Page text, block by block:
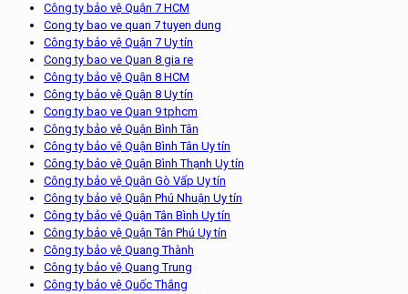
Công ty bảo vệ Quận 7 HCM
Cong ty bao ve quan 7 tuyen dung
Công ty bảo vệ Quận 7 Uy tín
Cong ty bao ve Quan 8 gia re
Công ty bảo vệ Quận 8 HCM
Công ty bảo vệ Quận 8 Uy tín
Cong ty bao ve Quan 9 tphcm
Công ty bảo vệ Quận Bình Tân
Công ty bảo vệ Quận Bình Tân Uy tín
Công ty bảo vệ Quận Bình Thạnh Uy tín
Công ty bảo vệ Quận Gò Vấp Uy tín
Công ty bảo vệ Quận Phú Nhuận Uy tín
Công ty bảo vệ Quận Tân Bình Uy tín
Công ty bảo vệ Quận Tân Phú Uy tín
Công ty bảo vệ Quang Thành
Công ty bảo vệ Quang Trung
Công ty bảo vệ Quốc Thắng